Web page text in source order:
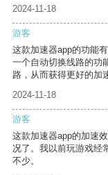
2024-11-18
游客
这款加速器app的功能
一个自动切换线路的功
路，从而获得更好的加
2024-11-18
游客
这款加速器app的加速
况了。我以前玩游戏经
不少。